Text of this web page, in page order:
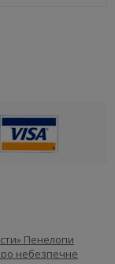
Пенелопи
небезпечне